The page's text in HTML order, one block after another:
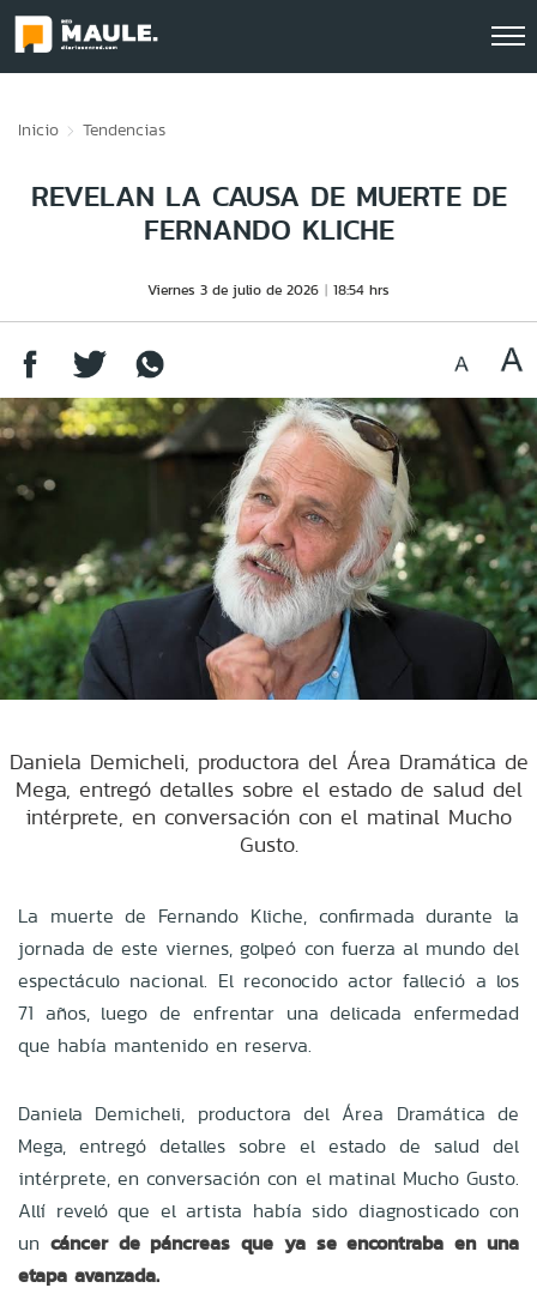
Inicio Tendencias
REVELAN LA CAUSA DE MUERTE DE
FERNANDO KLICHE
Viernes 3 de julio de 2026 18:54 hrs
Daniela Demicheli, productora del Área Dramática de
Mega, entregó detalles sobre el estado de salud del
intérprete, en conversación con el matinal Mucho
Gusto.
La muerte de Fernando Kliche, confirmada durante la
jornada de este viernes, golpeó con fuerza al mundo del
espectáculo nacional. El reconocido actor falleció a los
71 años, luego de enfrentar una delicada enfermedad
que había mantenido en reserva.
Daniela Demicheli, productora del Área Dramática de
Mega, entregó detalles sobre el estado de salud del
intérprete, en conversación con el matinal Mucho Gusto.
Allí reveló que el artista había sido diagnosticado con
un cáncer de páncreas que ya se encontraba en una
etapa avanzada.